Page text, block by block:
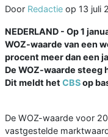
Door Redactie op 13 juli
NEDERLAND - Op 1
WOZ-waarde van een
procent meer dan een
De WOZ-waarde steeg
Dit meldt het CBSop
De WOZ-waarde voor
vastgestelde